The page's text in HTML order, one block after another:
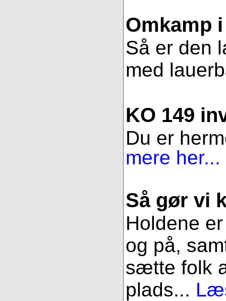
Omkamp
Så er den
med
KO 149
Du er
mere her...
Så gør vi
Holdene
og på,
sætte folk
plads...